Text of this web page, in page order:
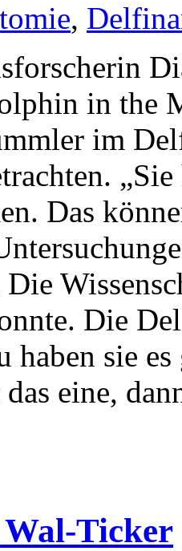
,
in the
im
Das
Die
haben sie
das eine,
Ticker